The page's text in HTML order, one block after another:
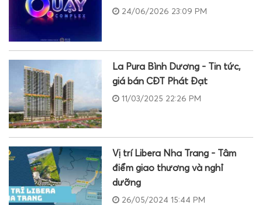
24/06/2026 23:09 PM
La Pura Bình Dương - Tin tức,
giá bán CĐT Phát Đạt
11/03/2025 22:26 PM
Vị trí Libera Nha Trang - Tâm
điểm giao thương và nghỉ
dưỡng
26/05/2024 15:44 PM